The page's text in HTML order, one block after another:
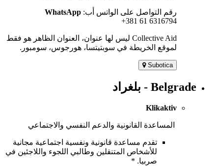
رقم التواصل على الواتس أب: WhatsApp
+381 61 6316794
Collective Aid ليس لها عنوان، العنوان الظاهر هو فقط
لموقع الخريطة في سوبتيتسا، هورجوس، سومبور.
Subotica
Belgrade - بلغراد
Klikaktiv
المساعدة القانونية والدعم النفسي والاجتماعي
تقدم مساعدة قانونية ونفسية اجتماعية مجانية
للأشخاص المتنقلين وطالبي اللجوء واللاجئين في
صربيا. *